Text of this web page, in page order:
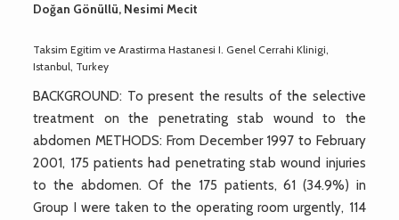
Doğan Gönüllü, Nesimi Mecit
Taksim Egitim ve Arastirma Hastanesi I. Genel Cerrahi Klinigi,
Istanbul, Turkey
BACKGROUND: To present the results of the selective
treatment on the penetrating stab wound to the
abdomen METHODS: From December 1997 to February
2001, 175 patients had penetrating stab wound injuries
to the abdomen. Of the 175 patients, 61 (34.9%) in
Group I were taken to the operating room urgently, 114